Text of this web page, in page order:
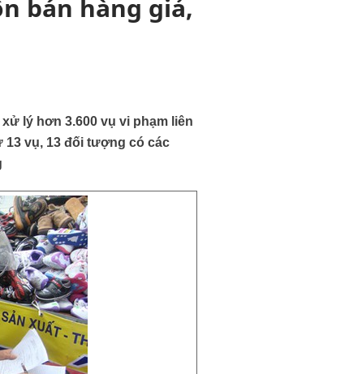
bán hàng giả,
lý hơn 3.600 vụ vi phạm liên
vụ, 13 đối tượng có các